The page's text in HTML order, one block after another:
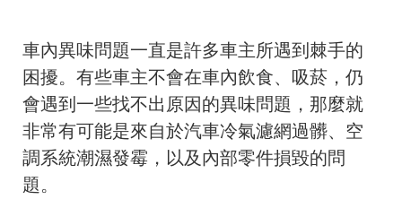
車內異味問題一直是許多車主所遇到棘手的
困擾。有些車主不會在車內飲食、吸菸，仍
會遇到一些找不出原因的異味問題，那麼就
非常有可能是來自於汽車冷氣濾網過髒、空
調系統潮濕發霉，以及內部零件損毀的問
題。